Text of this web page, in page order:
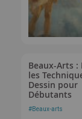
Beaux-Arts :
les
Dessin pour
Débutants
#Beaux-arts